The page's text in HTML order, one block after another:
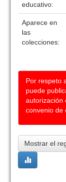
educativo:
Aparece en
las
colecciones:
Por respeto
puede
autorización
convenio de
Mostrar el